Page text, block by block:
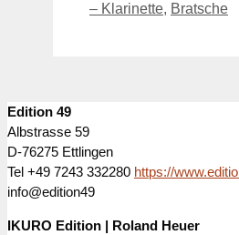
– Klarinette, Bratsche
Edition 49
Albstrasse 59
D-76275 Ettlingen
Tel +49 7243 332280 https://
info@edition49
IKURO Edition | Roland Heuer